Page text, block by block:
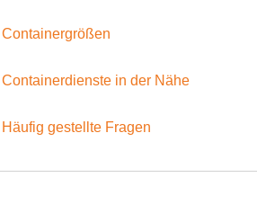
Containergrößen
Containerdienste in der Nähe
Häufig gestellte Fragen